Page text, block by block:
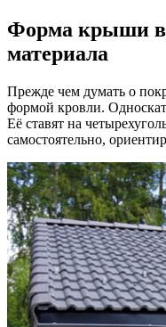
Форма крыши
материала
Прежде чем думать о
формой кровли.
Её ставят на
самостоятельно,